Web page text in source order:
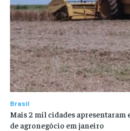
Brasil
Mais 2 mil cidades apresentaram
de agronegócio em janeiro